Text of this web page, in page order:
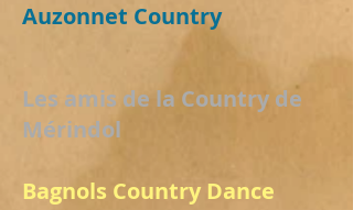
Auzonnet Country
Les amis de la Country de
Mérindol
Bagnols Country Dance